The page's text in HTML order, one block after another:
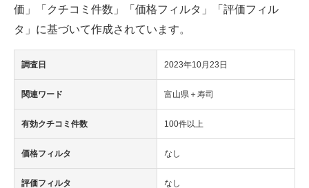
建設×テクノロジーの最前線
価」「クチコミ件数」「価格フィルタ」「評価フィル
タ」に基づいて作成されています。
調査日 2023年10月23日
関連ワード 富山県＋寿司
有効クチコミ件数 100件以上
価格フィルタ なし
評価フィルタ なし